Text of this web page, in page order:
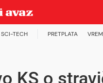
SCI-TECH PRETPLATA
KS o